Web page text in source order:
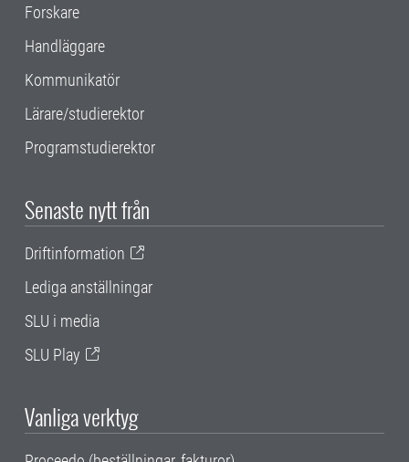
Forskare
Handläggare
Kommunikatör
Lärare/studierektor
Programstudierektor
Senaste nytt från
Driftinformation
Lediga anställningar
SLU i media
SLU Play
Vanliga verktyg